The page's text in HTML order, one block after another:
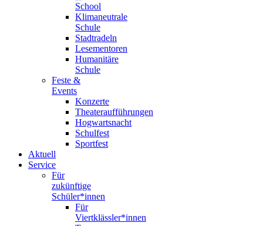
School
Klimaneutrale
Schule
Stadtradeln
Lesementoren
Humanitäre
Schule
Feste &
Events
Konzerte
Theateraufführungen
Hogwartsnacht
Schulfest
Sportfest
Aktuell
Service
Für
zukünftige
Schüler*innen
Für
Viertklässler*innen